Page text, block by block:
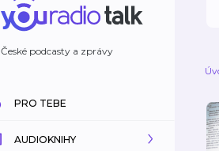
České podcasty a zprávy
PRO TEBE
AUDIOKNIHY